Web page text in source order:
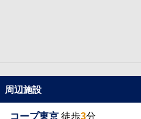
周辺施設
コープ東京 徒歩3分